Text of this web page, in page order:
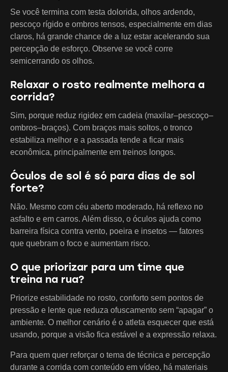
Se você termina com testa dolorida, olhos ardendo,
pescoço rígido e ombros tensos, especialmente em dias
claros, há grande chance de a luz estar acelerando sua
percepção de esforço. Observe se você corre
semicerrando os olhos.
Relaxar o rosto realmente melhora a
corrida?
Sim, porque reduz rigidez em cadeia (maxilar–pescoço–
ombros–braços). Com braços mais soltos, o tronco
estabiliza melhor e a passada tende a ficar mais
econômica, principalmente em treinos longos.
Óculos de sol é só para dias de sol
forte?
Não. Mesmo com céu aberto moderado, há reflexo no
asfalto e em carros. Além disso, o óculos ajuda como
barreira física contra vento, poeira e insetos — fatores
que quebram o foco e aumentam risco.
O que priorizar para um time que
treina na rua?
Priorize estabilidade no rosto, conforto sem pontos de
pressão e lente que reduza ofuscamento sem “apagar” o
ambiente. O melhor cenário é o atleta esquecer que está
usando, porque a visão fica estável e a expressão relaxa.
Para quem quer reforçar o tema de técnica e percepção
durante a corrida com conteúdo em vídeo, há materiais